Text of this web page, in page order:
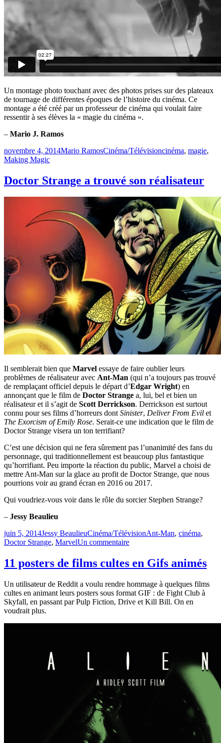
Un montage photo touchant avec des photos prises sur des plateaux
de tournage de différentes époques de l’histoire du cinéma. Ce
montage a été créé par un professeur de cinéma qui voulait faire
ressentir à ses élèves la « magie du cinéma ».
– Mario J. Ramos
Publié
le
novembre 4, 2014Mario RamosCatégories
Cinéma/TélévisionÉtiquettes
cinéma, magie,
Making Magic
Doctor Strange a trouvé son réalisateur
Il semblerait bien que Marvel essaye de faire oublier leurs
problèmes de réalisateur avec Ant-Man (qui n’a toujours pas trouvé
de remplaçant officiel depuis le départ d’Edgar Wright) en
annonçant que le film de Doctor Strange a, lui, bel et bien un
réalisateur et il s’agit de Scott Derrickson. Derrickson est surtout
connu pour ses films d’horreurs dontSinister, Deliver From Evil et
The Exorcism of Emily Rose. Serait-ce une indication que le film de
Doctor Strange visera un ton terrifiant?
C’est une décision qui ne fera sûrement pas l’unanimité des fans du
personnage, qui traditionnellement est beaucoup plus fantastique
qu’horrifiant. Peu importe la réaction du public, Marvel a choisi de
mettre Ant-Man sur la glace au profit de Doctor Strange, que nous
pourrions voir au grand écran en 2016 ou 2017.
Qui voudriez-vous voir dans le rôle du sorcier Stephen Strange?
– Jessy Beaulieu
Publié
le
juin 5, 2014Jessy BeaulieuCatégories
Cinéma/TélévisionÉtiquettes
Ant-Man, cinéma,
Doctor Strange, MarvelUn commentairesur
Strange
a
son
réalisateur
11 posters de films cultes en Gifs animés
Un utilisateur de Reddit a voulu rendre hommage à quelques films
cultes en animant leurs posters sous format GIF : de Fight Club à
Skyfall, en passant par Pulp Fiction, Drive et Kill Bill. On en
voudrait plus.